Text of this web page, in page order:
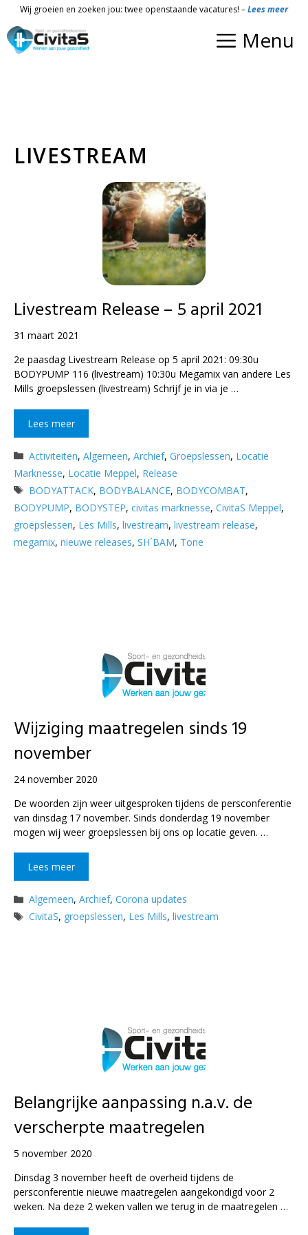
de
inhoud
Wij groeien en zoeken jou: twee openstaande vacatures! –Lees meer
Menu
LIVESTREAM
Livestream Release – 5 april 2021
31 maart 2021
2e paasdag Livestream Release op 5 april 2021: 09:30u
BODYPUMP 116 (livestream) 10:30u Megamix van andere Les
Mills groepslessen (livestream) Schrijf je in via je …
Lees meer
Categorieën
Activiteiten,Algemeen,Archief,Groepslessen, Locatie
Marknesse, Locatie Meppel, Release
Tags
BODYATTACK, BODYBALANCE, BODYCOMBAT,
BODYPUMP, BODYSTEP, civitas marknesse, CivitaS Meppel,
groepslessen, Les Mills, livestream, livestream release,
megamix, nieuwe releases, SH´BAM, Tone
Wijziging maatregelen sinds 19
november
24 november 2020
De woorden zijn weer uitgesproken tijdens de persconferentie
van dinsdag 17 november. Sinds donderdag 19 november
mogen wij weer groepslessen bij ons op locatie geven. …
Lees meer
Categorieën
Algemeen,Archief,Corona updates
Tags
CivitaS, groepslessen, Les Mills,livestream
Belangrijke aanpassing n.a.v. de
verscherpte maatregelen
5 november 2020
Dinsdag 3 november heeft de overheid tijdens de
persconferentie nieuwe maatregelen aangekondigd voor 2
weken. Na deze 2 weken vallen we terug in de maatregelen …